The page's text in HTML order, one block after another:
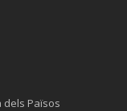
dels Països